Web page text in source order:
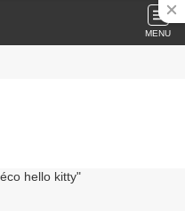
MENU